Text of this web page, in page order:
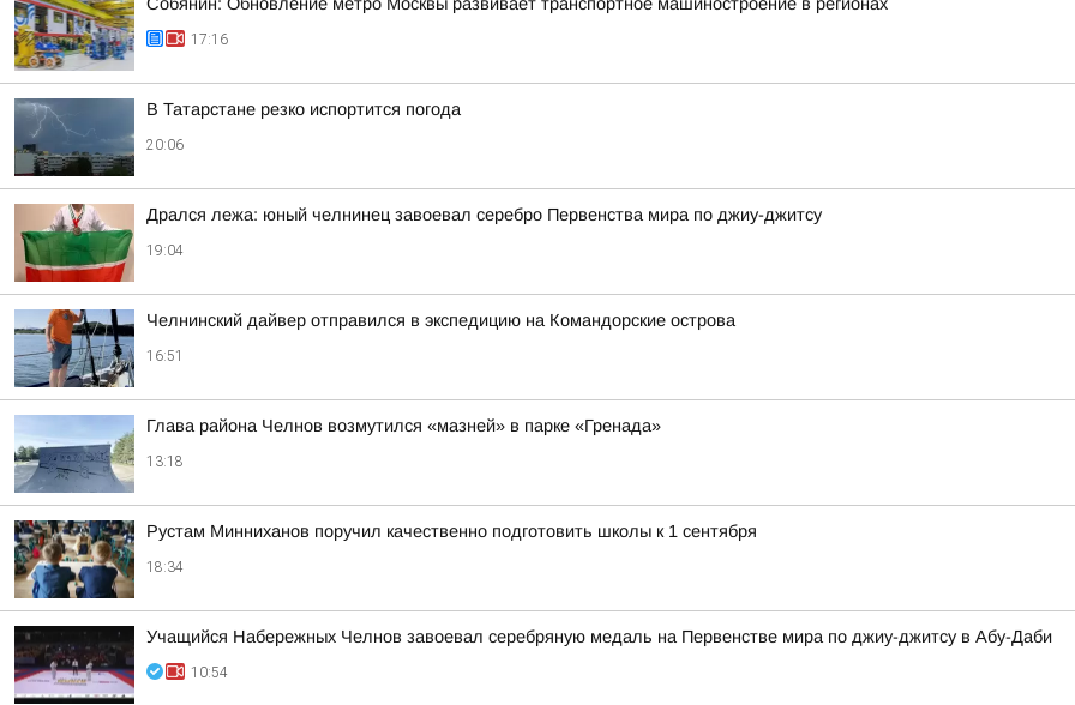
17:16
В Татарстане резко испортится погода
20:06
Дрался лежа: юный челнинец завоевал серебро Первенства мира по джиу-джитсу
19:04
Челнинский дайвер отправился в экспедицию на Командорские острова
16:51
Глава района Челнов возмутился «мазней» в парке «Гренада»
13:18
Рустам Минниханов поручил качественно подготовить школы к 1 сентября
18:34
Учащийся Набережных Челнов завоевал серебряную медаль на Первенстве мира по джиу-джитсу в Абу-Даби
10:54